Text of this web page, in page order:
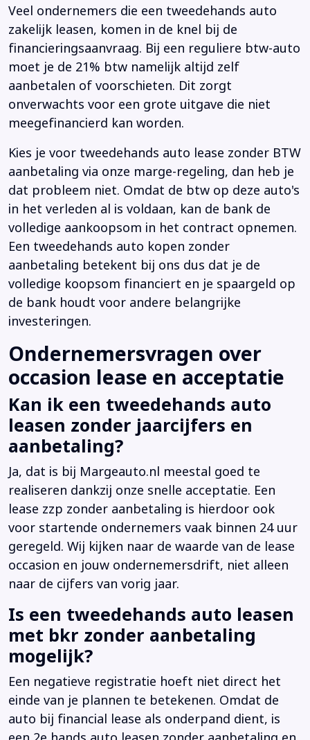
Veel ondernemers die een tweedehands auto
zakelijk leasen, komen in de knel bij de
financieringsaanvraag. Bij een reguliere btw-auto
moet je de 21% btw namelijk altijd zelf
aanbetalen of voorschieten. Dit zorgt
onverwachts voor een grote uitgave die niet
meegefinancierd kan worden.
Kies je voor tweedehands auto lease zonder BTW
aanbetaling via onze marge-regeling, dan heb je
dat probleem niet. Omdat de btw op deze auto's
in het verleden al is voldaan, kan de bank de
volledige aankoopsom in het contract opnemen.
Een tweedehands auto kopen zonder
aanbetaling betekent bij ons dus dat je de
volledige koopsom financiert en je spaargeld op
de bank houdt voor andere belangrijke
investeringen.
Ondernemersvragen over
occasion lease en acceptatie
Kan ik een tweedehands auto
leasen zonder jaarcijfers en
aanbetaling?
Ja, dat is bij Margeauto.nl meestal goed te
realiseren dankzij onze snelle acceptatie. Een
lease zzp zonder aanbetaling is hierdoor ook
voor startende ondernemers vaak binnen 24 uur
geregeld. Wij kijken naar de waarde van de lease
occasion en jouw ondernemersdrift, niet alleen
naar de cijfers van vorig jaar.
Is een tweedehands auto leasen
met bkr zonder aanbetaling
mogelijk?
Een negatieve registratie hoeft niet direct het
einde van je plannen te betekenen. Omdat de
auto bij financial lease als onderpand dient, is